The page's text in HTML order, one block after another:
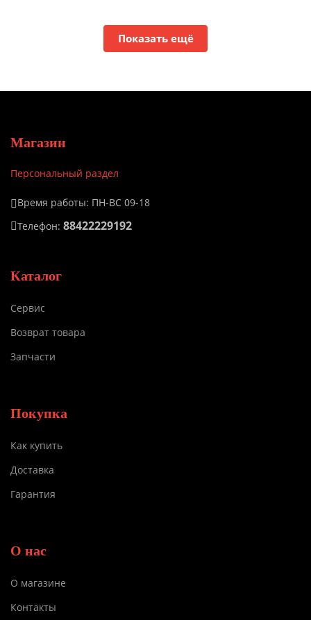
Показать ещё
Магазин
Персональный раздел
Время работы: ПН-ВС 09-18
Телефон: 88422229192
Каталог
Сервис
Возврат товара
Запчасти
Покупка
Как купить
Доставка
Гарантия
О нас
О магазине
Контакты